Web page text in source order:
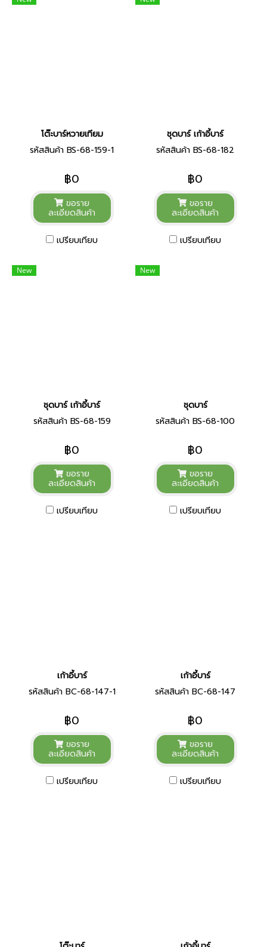
โต๊ะบาร์หวายเทียม
รหัสสินค้า BS-68-159-1
฿0
ขอราย
ละเอียดสินค้า
เปรียบเทียบ
ชุดบาร์ เก้าอี้บาร์
รหัสสินค้า BS-68-182
฿0
ขอราย
ละเอียดสินค้า
เปรียบเทียบ
New
ชุดบาร์ เก้าอี้บาร์
รหัสสินค้า BS-68-159
฿0
ขอราย
ละเอียดสินค้า
เปรียบเทียบ
New
ชุดบาร์
รหัสสินค้า BS-68-100
฿0
ขอราย
ละเอียดสินค้า
เปรียบเทียบ
เก้าอี้บาร์
รหัสสินค้า BC-68-147-1
฿0
ขอราย
ละเอียดสินค้า
เปรียบเทียบ
เก้าอี้บาร์
รหัสสินค้า BC-68-147
฿0
ขอราย
ละเอียดสินค้า
เปรียบเทียบ